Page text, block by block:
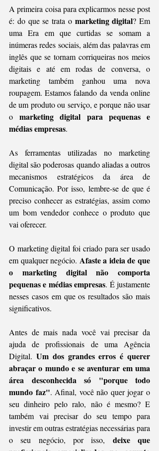
A primeira coisa para explicarmos nesse post
é: do que se trata o marketing digital? Em
uma Era em que curtidas se somam a
inúmeras redes sociais, além das palavras em
inglês que se tornam corriqueiras nos meios
digitais e até em rodas de conversa, o
marketing também ganhou uma nova
roupagem. Estamos falando da venda online
de um produto ou serviço, e porque não usar
o marketing digital para pequenas e
médias empresas.
As ferramentas utilizadas no marketing
digital são poderosas quando aliadas a outros
mecanismos estratégicos da área de
Comunicação. Por isso, lembre-se de que é
preciso conhecer as estratégias, assim como
um bom vendedor conhece o produto que
vai oferecer.
O marketing digital foi criado para ser usado
em qualquer negócio. Afaste a ideia de que
o marketing digital não comporta
pequenas e médias empresas. É justamente
nesses casos em que os resultados são mais
significativos.
Antes de mais nada você vai precisar da
ajuda de profissionais de uma Agência
Digital. Um dos grandes erros é querer
abraçar o mundo e se aventurar em uma
área desconhecida só "porque todo
mundo faz". Afinal, você não quer jogar o
seu dinheiro pelo ralo, não é mesmo? E
também vai precisar do seu tempo para
investir em outras estratégias necessárias para
o seu negócio, por isso, deixe que